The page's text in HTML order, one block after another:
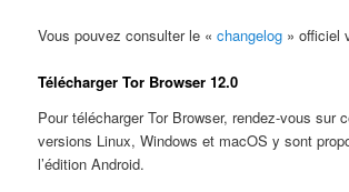
Vous pouvez consulter le «changelog » officiel
Télécharger Tor Browser 12.0
Pour télécharger Tor Browser, rendez-vous sur
versions Linux, Windows et macOS y sont
l’édition Android.